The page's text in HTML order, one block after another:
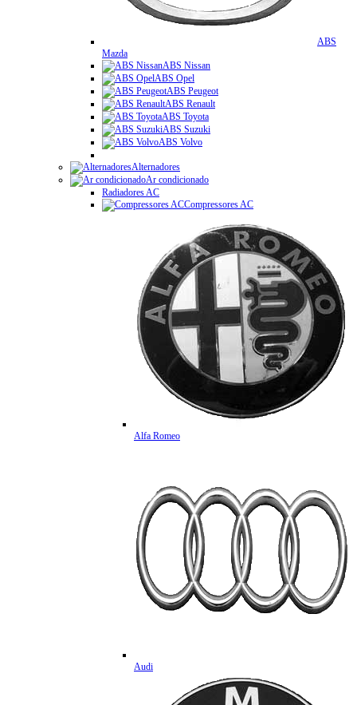
ABS
Mazda
ABS Nissan
ABS Opel
ABS Peugeot
ABS Renault
ABS Toyota
ABS Suzuki
ABS Volvo
Alternadores
Ar condicionado
Radiadores AC
Compressores AC
Alfa Romeo
Audi